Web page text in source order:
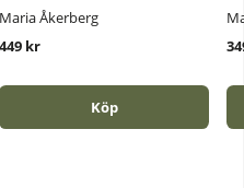
Maria Åkerberg
449 kr
Köp